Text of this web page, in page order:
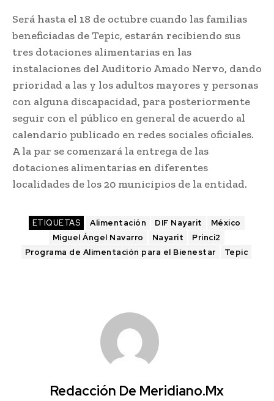
Será hasta el 18 de octubre cuando las familias
beneficiadas de Tepic, estarán recibiendo sus
tres dotaciones alimentarias en las
instalaciones del Auditorio Amado Nervo, dando
prioridad a las y los adultos mayores y personas
con alguna discapacidad, para posteriormente
seguir con el público en general de acuerdo al
calendario publicado en redes sociales oficiales.
A la par se comenzará la entrega de las
dotaciones alimentarias en diferentes
localidades de los 20 municipios de la entidad.
ETIQUETAS Alimentación DIF Nayarit
México
Miguel Ángel Navarro
Nayarit
Princi2
Programa de Alimentación para el Bienestar
Tepic
Redacción De Meridiano.mx